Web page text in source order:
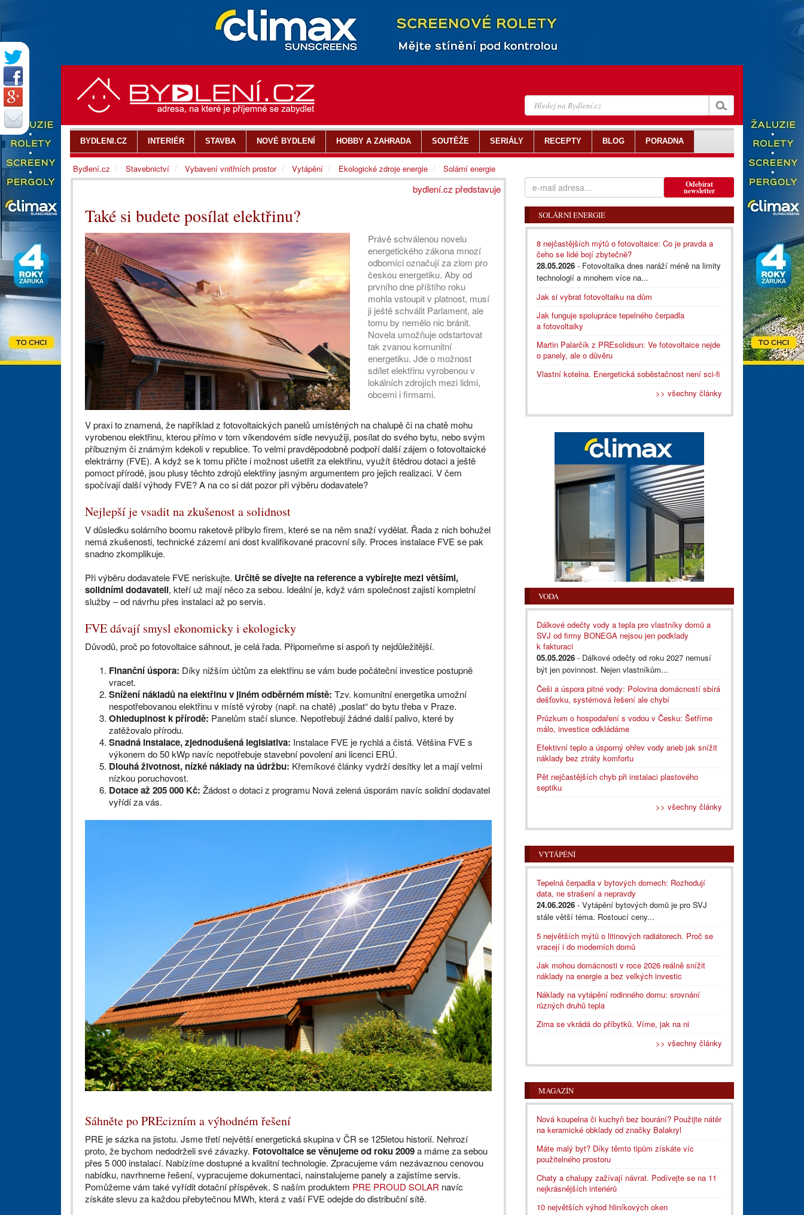
bydlení.cz představuje
Také si budete posílat elektřinu?
Právě schválenou novelu
energetického zákona mnozí
odborníci označují za zlom pro
českou energetiku. Aby od
prvního dne příštího roku
mohla vstoupit v platnost, musí
ji ještě schválit Parlament, ale
tomu by nemělo nic bránit.
Novela umožňuje odstartovat
tak zvanou komunitní
energetiku. Jde o možnost
sdílet elektřinu vyrobenou v
lokálních zdrojích mezi lidmi,
obcemi i firmami.
V praxi to znamená, že například z fotovoltaických panelů umístěných na chalupě či na chatě mohu
vyrobenou elektřinu, kterou přímo v tom víkendovém sídle nevyužiji, posílat do svého bytu, nebo svým
příbuzným či známým kdekoli v republice. To velmi pravděpodobně podpoří další zájem o fotovoltaické
elektrárny (FVE). A když se k tomu přičte i možnost ušetřit za elektřinu, využít štědrou dotaci a ještě
pomoct přírodě, jsou plusy těchto zdrojů elektřiny jasným argumentem pro jejich realizaci. V čem
spočívají další výhody FVE? A na co si dát pozor při výběru dodavatele?
Nejlepší je vsadit na zkušenost a solidnost
V důsledku solárního boomu raketově přibylo firem, které se na něm snaží vydělat. Řada z nich bohužel
nemá zkušenosti, technické zázemí ani dost kvalifikované pracovní síly. Proces instalace FVE se pak
snadno zkomplikuje.
Při výběru dodavatele FVE neriskujte. Určitě se dívejte na reference a vybírejte mezi většími,
solidními dodavateli, kteří už mají něco za sebou. Ideální je, když vám společnost zajistí kompletní
služby – od návrhu přes instalaci až po servis.
FVE dávají smysl ekonomicky i ekologicky
Důvodů, proč po fotovoltaice sáhnout, je celá řada. Připomeňme si aspoň ty nejdůležitější.
Finanční úspora: Díky nižším účtům za elektřinu se vám bude počáteční investice postupně
vracet.
Snížení nákladů na elektřinu v jiném odběrném místě: Tzv. komunitní energetika umožní
nespotřebovanou elektřinu v místě výroby (např. na chatě) „poslat“ do bytu třeba v Praze.
Ohleduplnost k přírodě: Panelům stačí slunce. Nepotřebují žádné další palivo, které by
zatěžovalo přírodu.
Snadná instalace, zjednodušená legislativa: Instalace FVE je rychlá a čistá. Většina FVE s
výkonem do 50 kWp navíc nepotřebuje stavební povolení ani licenci ERÚ.
Dlouhá životnost, nízké náklady na údržbu: Křemíkové články vydrží desítky let a mají velmi
nízkou poruchovost.
Dotace až 205 000 Kč: Žádost o dotaci z programu Nová zelená úsporám navíc solidní dodavatel
vyřídí za vás.
Sáhněte po PREcizním a výhodném řešení
PRE je sázka na jistotu. Jsme třetí největší energetická skupina v ČR se 125letou historií. Nehrozí
proto, že bychom nedodrželi své závazky. Fotovoltaice se věnujeme od roku 2009a máme za sebou
přes 5 000 instalací. Nabízíme dostupné a kvalitní technologie. Zpracujeme vám nezávaznou cenovou
nabídku, navrhneme řešení, vypracujeme dokumentaci, nainstalujeme panely a zajistíme servis.
Pomůžeme vám také vyřídit dotační příspěvek. S naším produktem PRE PROUD SOLAR navíc
získáte slevu za každou přebytečnou MWh, která z vaší FVE odejde do distribuční sítě.
Odebírat
newsletter
SOLÁRNÍ ENERGIE
8 nejčastějších mýtů o fotovoltaice: Co je pravda a
čeho se lidé bojí zbytečně?
28.05.2026 - Fotovoltaika dnes naráží méně na limity
technologií a mnohem více na...
Jak si vybrat fotovoltaiku na dům
Jak funguje spolupráce tepelného čerpadla
a fotovoltaiky
Martin Palarčík z PREsolidsun: Ve fotovoltaice nejde
o panely, ale o důvěru
Vlastní kotelna. Energetická soběstačnost není sci-fi
>> všechny články
VODA
Dálkové odečty vody a tepla pro vlastníky domů a
SVJ od firmy BONEGA nejsou jen podklady
k fakturaci
05.05.2026 - Dálkové odečty od roku 2027 nemusí
být jen povinnost. Nejen vlastníkům...
Češi a úspora pitné vody: Polovina domácností sbírá
dešťovku, systémová řešení ale chybí
Průzkum o hospodaření s vodou v Česku: Šetříme
málo, investice odkládáme
Efektivní teplo a úsporný ohřev vody aneb jak snížit
náklady bez ztráty komfortu
Pět nejčastějších chyb při instalaci plastového
septiku
>> všechny články
VYTÁPĚNÍ
Tepelná čerpadla v bytových domech: Rozhodují
data, ne strašení a nepravdy
24.06.2026 - Vytápění bytových domů je pro SVJ
stále větší téma. Rostoucí ceny...
5 největších mýtů o litinových radiátorech. Proč se
vracejí i do moderních domů
Jak mohou domácnosti v roce 2026 reálně snížit
náklady na energie a bez velkých investic
Náklady na vytápění rodinného domu: srovnání
různých druhů tepla
Zima se vkrádá do příbytků. Víme, jak na ni
>> všechny články
MAGAZÍN
Nová koupelna či kuchyň bez bourání? Použijte nátěr
na keramické obklady od značky Balakryl
Máte malý byt? Díky těmto tipům získáte víc
použitelného prostoru
Chaty a chalupy zažívají návrat. Podívejte se na 11
nejkrásnějších interiérů
10 největších výhod hliníkových oken
BYDLENI.CZ INTERIÉR STAVBA NOVÉ BYDLENÍ HOBBY A ZAHRADA SOUTĚŽE SERIÁLY RECEPTY BLOG PORADNA
Bydlení.cz Stavebnictví Vybavení vnitřních prostor Vytápění Ekologické zdroje energie Solární energie